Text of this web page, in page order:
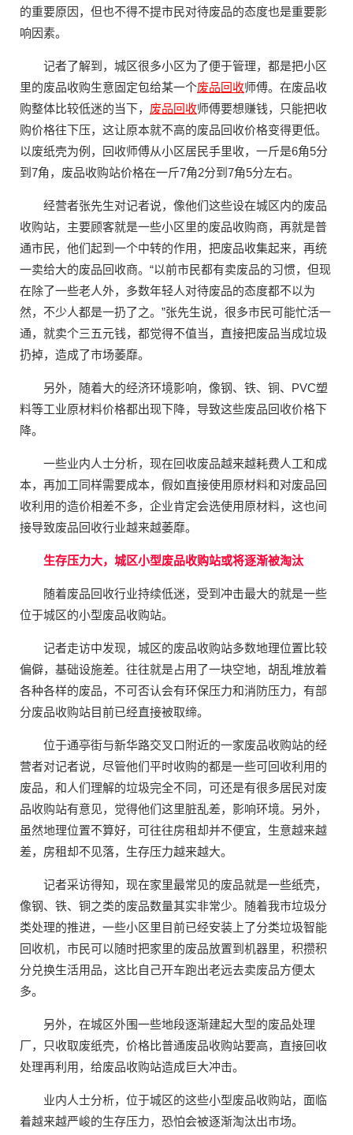
的重要原因，但也不得不提市民对待废品的态度也是重要影
响因素。
记者了解到，城区很多小区为了便于管理，都是把小区
里的废品收购生意固定包给某一个废品回收师傅。在废品收
购整体比较低迷的当下， 废品回收师傅要想赚钱，只能把收
购价格往下压，这让原本就不高的废品回收价格变得更低。
以废纸壳为例，回收师傅从小区居民手里收，一斤是6角5分
到7角，废品收购站价格在一斤7角2分到7角5分左右。
经营者张先生对记者说，像他们这些设在城区内的废品
收购站，主要顾客就是一些小区里的废品收购商，再就是普
通市民，他们起到一个中转的作用，把废品收集起来，再统
一卖给大的废品回收商。“以前市民都有卖废品的习惯，但现
在除了一些老人外，多数年轻人对待废品的态度都不以为
然，不少人都是一扔了之。”张先生说，很多市民可能忙活一
通，就卖个三五元钱，都觉得不值当，直接把废品当成垃圾
扔掉，造成了市场萎靡。
另外，随着大的经济环境影响，像钢、铁、铜、PVC塑
料等工业原材料价格都出现下降，导致这些废品回收价格下
降。
一些业内人士分析，现在回收废品越来越耗费人工和成
本，再加工同样需要成本，假如直接使用原材料和对废品回
收利用的造价相差不多，企业肯定会选使用原材料，这也间
接导致废品回收行业越来越萎靡。
生存压力大，城区小型废品收购站或将逐渐被淘汰
随着废品回收行业持续低迷，受到冲击最大的就是一些
位于城区的小型废品收购站。
记者走访中发现，城区的废品收购站多数地理位置比较
偏僻，基础设施差。往往就是占用了一块空地，胡乱堆放着
各种各样的废品，不可否认会有环保压力和消防压力，有部
分废品收购站目前已经直接被取缔。
位于通亭街与新华路交叉口附近的一家废品收购站的经
营者对记者说，尽管他们平时收购的都是一些可回收利用的
废品，和人们理解的垃圾完全不同，可还是有很多居民对废
品收购站有意见，觉得他们这里脏乱差，影响环境。另外，
虽然地理位置不算好，可往往房租却并不便宜，生意越来越
差，房租却不见落，生存压力越来越大。
记者采访得知，现在家里最常见的废品就是一些纸壳，
像钢、铁、铜之类的废品数量其实非常少。随着我市垃圾分
类处理的推进，一些小区里目前已经安装上了分类垃圾智能
回收机，市民可以随时把家里的废品放置到机器里，积攒积
分兑换生活用品，这比自己开车跑出老远去卖废品方便太
多。
另外，在城区外围一些地段逐渐建起大型的废品处理
厂，只收取废纸壳，价格比普通废品收购站要高，直接回收
处理再利用，给废品收购站造成巨大冲击。
业内人士分析，位于城区的这些小型废品收购站，面临
着越来越严峻的生存压力，恐怕会被逐渐淘汰出市场。